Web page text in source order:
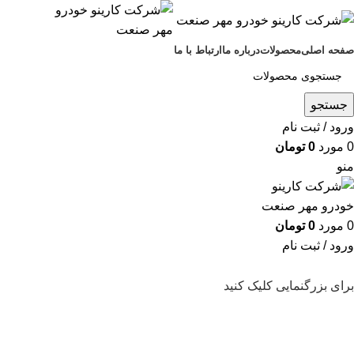
صفحه اصلیمحصولاتدرباره ما ارتباط با ما
جستجو
ورود / ثبت نام
0 مورد 0 تومان
منو
0 مورد 0 تومان
ورود / ثبت نام
برای بزرگنمایی کلیک کنید